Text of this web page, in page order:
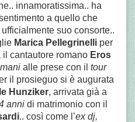
innamoratissima.. ha
a quello che
suo consorte..
Marica Pellegrinelli per
cantautore romano Eros
alle prese con il tour
il prosieguo si è augurata
Hunziker, arrivata già a
annidi matrimonio con il
.. così come l’ex dj,